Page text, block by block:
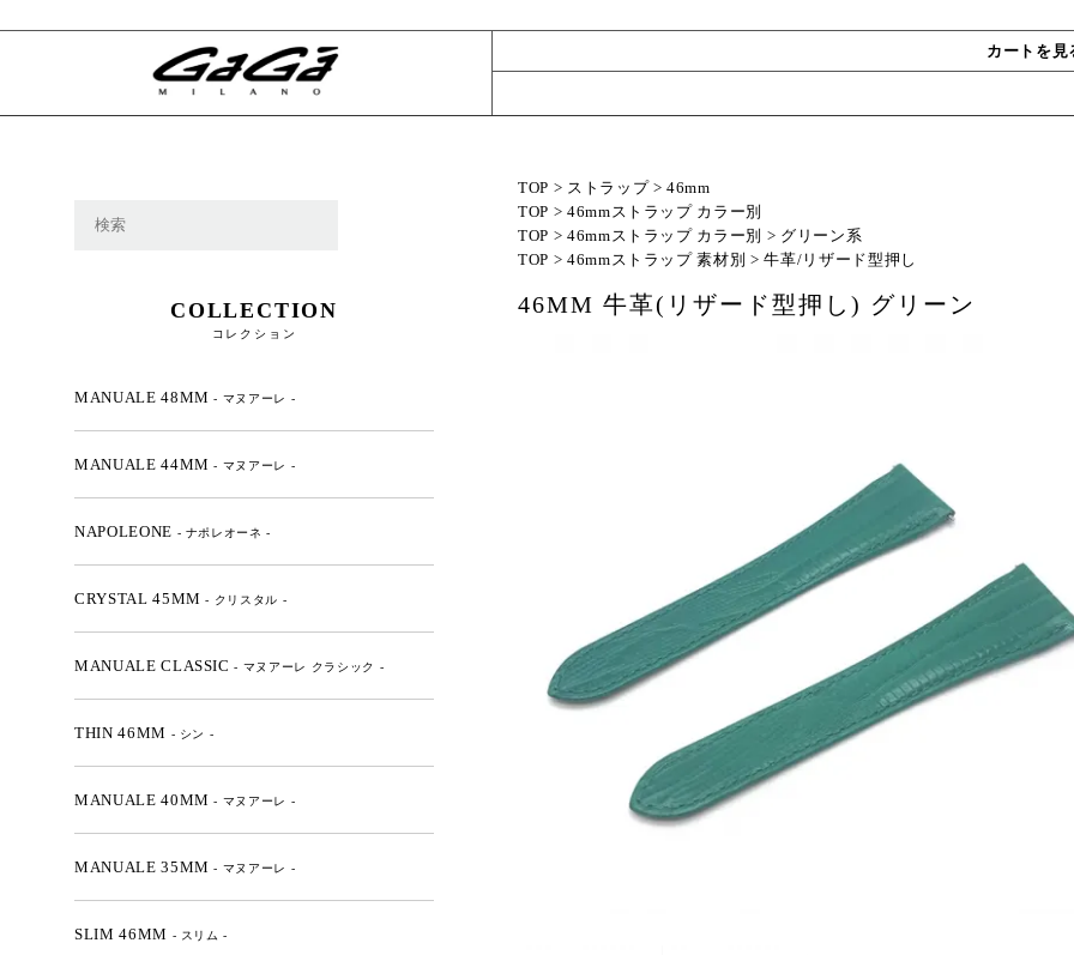
カートを見
TOP > ストラップ > 46mm
TOP > 46mmストラップ カラー別
TOP > 46mmストラップ カラー別 > グリーン系
TOP > 46mmストラップ 素材別 > 牛革/リザード型押し
46MM 牛革(リザード型押し) グリーン
COLLECTION
コレクション
MANUALE 48MM- マヌアーレ -
MANUALE 44MM- マヌアーレ -
NAPOLEONE - ナポレオーネ -
CRYSTAL 45MM- クリスタル -
MANUALE CLASSIC- マヌアーレ クラシック -
THIN 46MM - シン -
MANUALE 40MM- マヌアーレ -
MANUALE 35MM- マヌアーレ -
SLIM 46MM - スリム -